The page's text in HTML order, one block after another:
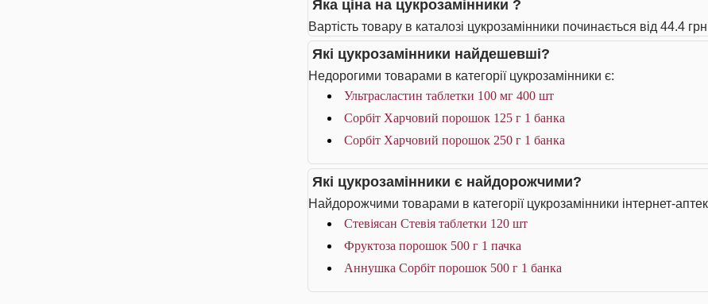
Яка ціна на цукрозамінники ?
Вартість товару в каталозі цукрозамінники починається від 44.4
Які цукрозамінники найдешевші?
Недорогими товарами в категорії цукрозамінники є:
Ультрасластин таблетки 100 мг 400 шт
Сорбіт Харчовий порошок 125 г 1 банка
Сорбіт Харчовий порошок 250 г 1 банка
Які цукрозамінники є найдорожчими?
Найдорожчими товарами в категорії цукрозамінники інтернет-
Стевіясан Стевія таблетки 120 шт
Фруктоза порошок 500 г 1 пачка
Аннушка Сорбіт порошок 500 г 1 банка